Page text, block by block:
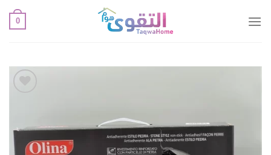
0
أضف
لقائمة
الإعجابات